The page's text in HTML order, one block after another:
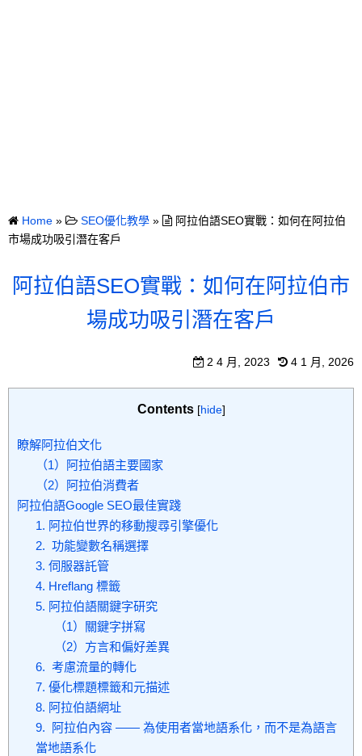
Home » SEO優化教學 »
阿拉伯語SEO實戰：如何在阿拉伯
市場成功吸引潛在客戶
阿拉伯語SEO實戰：如何在阿拉伯市
場成功吸引潛在客戶
2 4 月, 2023 4 1 月, 2026
Contents [hide]
瞭解阿拉伯文化
（1）阿拉伯語主要國家
（2）阿拉伯消費者
阿拉伯語Google SEO最佳實踐
1. 阿拉伯世界的移動搜尋引擎優化
2. 功能變數名稱選擇
3. 伺服器託管
4. Hreflang 標籤
5. 阿拉伯語關鍵字研究
（1）關鍵字拼寫
（2）方言和偏好差異
6. 考慮流量的轉化
7. 優化標題標籤和元描述
8. 阿拉伯語網址
9. 阿拉伯內容 —— 為使用者當地語系化，而不是為語言
當地語系化